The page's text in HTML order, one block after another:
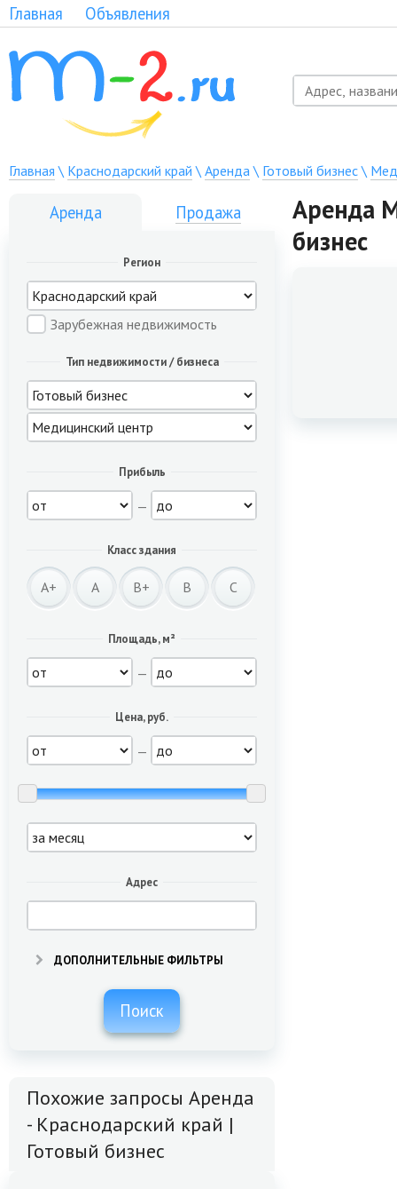
Главная Объявления
Главная \ Краснодарский край \ Аренда\ Готовый бизнес\
Аренда Продажа
Регион
Зарубежная недвижимость
Тип недвижимости / бизнеса
Прибыль
—
Класс здания
A+ A B+ B C
Площадь, м²
—
Цена, руб.
—
Адрес
ДОПОЛНИТЕЛЬНЫЕ ФИЛЬТРЫ
Поиск
Похожие запросы Аренда
- Краснодарский край |
Готовый бизнес
Аренда
бизнес